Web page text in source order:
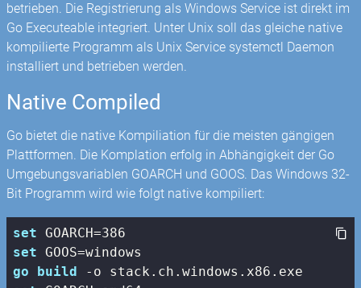
betrieben. Die Registrierung als Windows Service ist direkt im
Go Executeable integriert. Unter Unix soll das gleiche native
kompilierte Programm als Unix Service systemctl Daemon
installiert und betrieben werden.
Native Compiled
Go bietet die native Kompiliation für die meisten gängigen
Plattformen. Die Komplation erfolg in Abhängigkeit der Go
Umgebungsvariablen GOARCH und GOOS. Das Windows 32-
Bit Programm wird wie folgt native kompiliert:
set GOARCH=386
set
go
build